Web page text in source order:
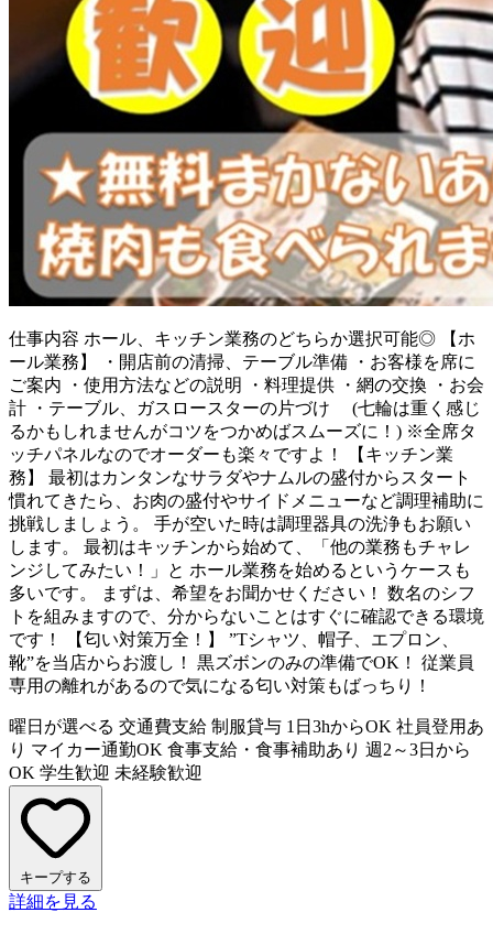
仕事内容 ホール、キッチン業務のどちらか選択可能◎ 【ホ
ール業務】 ・開店前の清掃、テーブル準備 ・お客様を席に
ご案内 ・使用方法などの説明 ・料理提供 ・網の交換 ・お会
計 ・テーブル、ガスロースターの片づけ (七輪は重く感じ
るかもしれませんがコツをつかめばスムーズに！) ※全席タ
ッチパネルなのでオーダーも楽々ですよ！ 【キッチン業
務】 最初はカンタンなサラダやナムルの盛付からスタート
慣れてきたら、お肉の盛付やサイドメニューなど調理補助に
挑戦しましょう。 手が空いた時は調理器具の洗浄もお願い
します。 最初はキッチンから始めて、「他の業務もチャレ
ンジしてみたい！」と ホール業務を始めるというケースも
多いです。 まずは、希望をお聞かせください！ 数名のシフ
トを組みますので、分からないことはすぐに確認できる環境
です！ 【匂い対策万全！】 ”Tシャツ、帽子、エプロン、
靴”を当店からお渡し！ 黒ズボンのみの準備でOK！ 従業員
専用の離れがあるので気になる匂い対策もばっちり！
曜日が選べる 交通費支給 制服貸与 1日3hからOK 社員登用あ
り マイカー通勤OK 食事支給・食事補助あり 週2～3日から
OK 学生歓迎 未経験歓迎
キープする
詳細を見る